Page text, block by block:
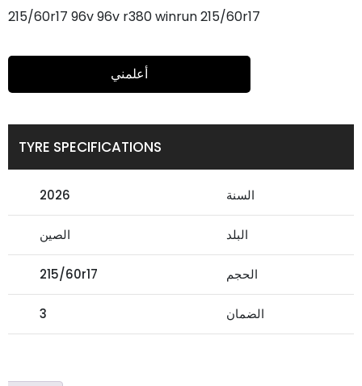
215/60r17 96v 96v r380 winrun 215/60r17
أعلمني
TYRE SPECIFICATIONS
السنة 2026
البلد الصين
الحجم 215/60r17
الضمان 3